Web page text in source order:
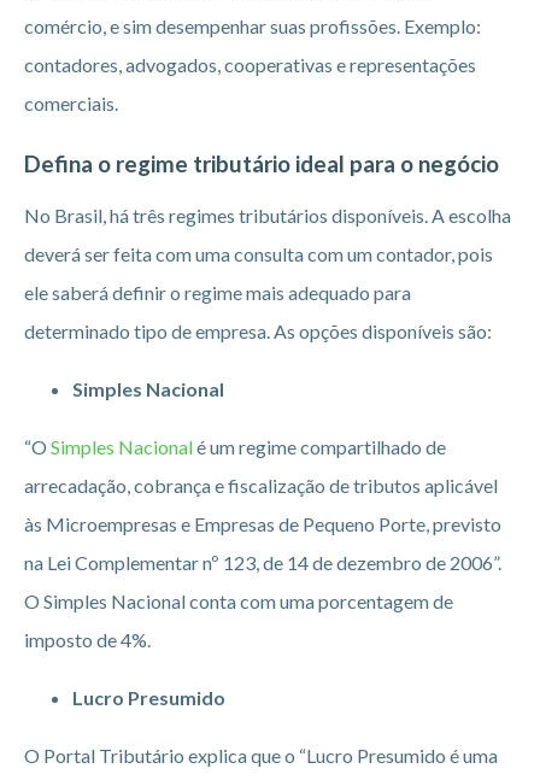
comércio, e sim desempenhar suas profissões. Exemplo:
contadores, advogados, cooperativas e representações
comerciais.
Defina o regime tributário ideal para o negócio
No Brasil, há três regimes tributários disponíveis. A escolha
deverá ser feita com uma consulta com um contador, pois
ele saberá definir o regime mais adequado para
determinado tipo de empresa. As opções disponíveis são:
Simples Nacional
“O Simples Nacionalé um regime compartilhado de
arrecadação, cobrança e fiscalização de tributos aplicável
às Microempresas e Empresas de Pequeno Porte, previsto
na Lei Complementar nº 123, de 14 de dezembro de 2006”.
O Simples Nacional conta com uma porcentagem de
imposto de 4%.
Lucro Presumido
O Portal Tributário explica que o “Lucro Presumido é uma